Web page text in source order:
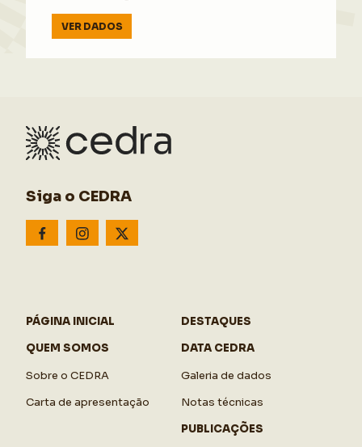
VER DADOS
Siga o CEDRA
PÁGINA INICIAL
QUEM SOMOS
Sobre o CEDRA
Carta de apresentação
DESTAQUES
DATA CEDRA
Galeria de dados
Notas técnicas
PUBLICAÇÕES